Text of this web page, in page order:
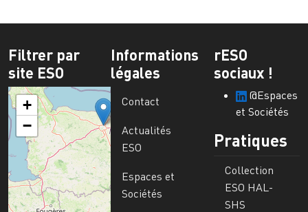
Filtrer par
site ESO
+
−
Informations
légales
Contact
Actualités
ESO
Espaces et
Sociétés
rESO
sociaux !
@Espaces
et Sociétés
Pratiques
Collection
ESO HAL-
SHS